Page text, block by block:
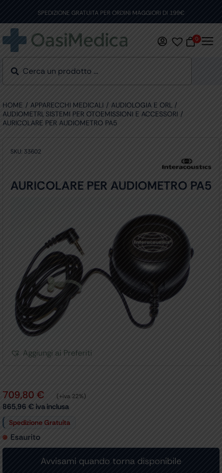
content
SPEDIZIONE GRATUITA PER ORDINI MAGGIORI DI 199€
0
HOME APPARECCHI MEDICALI
AUDIOLOGIA E ORL
AUDIOMETRI, SISTEMI PER OTOEMISSIONI E ACCESSORI
AURICOLARE PER AUDIOMETRO PA5
SKU: 33602
AURICOLARE PER AUDIOMETRO PA5
Aggiungi ai Preferiti
709,80 € (+iva 22%)
865,96 € iva inclusa
Spedizione Gratuita
Esaurito